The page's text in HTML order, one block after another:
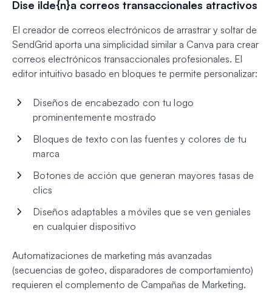
Dise ilde{n}a correos transaccionales atractivos
El creador de correos electrónicos de arrastrar y soltar de
SendGrid aporta una simplicidad similar a Canva para crear
correos electrónicos transaccionales profesionales. El
editor intuitivo basado en bloques te permite personalizar:
Diseños de encabezado con tu logo
prominentemente mostrado
Bloques de texto con las fuentes y colores de tu
marca
Botones de acción que generan mayores tasas de
clics
Diseños adaptables a móviles que se ven geniales
en cualquier dispositivo
Automatizaciones de marketing más avanzadas
(secuencias de goteo, disparadores de comportamiento)
requieren el complemento de Campañas de Marketing.